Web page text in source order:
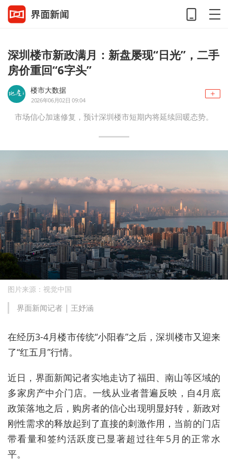
深圳楼市新政满月：新盘屡现“日光”，二手
房价重回“6字头”
楼市大数据
2026年06月02日 09:04
市场信心加速修复，预计深圳楼市短期内将延续回暖态势。
图片来源：视觉中国
界面新闻记者 | 王妤涵
在经历3-4月楼市传统“小阳春”之后，深圳楼市又迎来
了“红五月”行情。
近日，界面新闻记者实地走访了福田、南山等区域的
多家房产中介门店。一线从业者普遍反映，自4月底
政策落地之后，购房者的信心出现明显好转，新政对
刚性需求的释放起到了直接的刺激作用，当前的门店
带看量和签约活跃度已显著超过往年5月的正常水
平。